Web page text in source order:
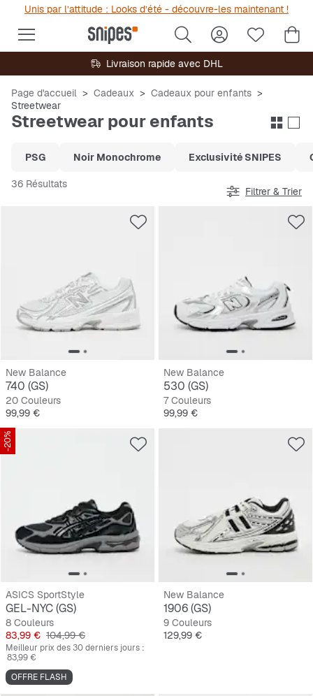
Unis par l’attitude : Looks d’été - découvre-les maintenant !
Livraison rapide avec DHL
Page d'accueil Cadeaux
Cadeaux pour enfants
Streetwear
Streetwear pour enfants
PSG Noir Monochrome Exclusivité SNIPES
36 Résultats
Filtrer & Trier
New Balance
740 (GS)
20 Couleurs
Prix
99,99 €
New Balance
530 (GS)
7 Couleurs
Prix
99,99 €
-20%
ASICS SportStyle
GEL-NYC (GS)
8 Couleurs
Prix
83,99 € Prix original
104,99 €
Meilleur prix des 30 derniers jours :
83,99 €
OFFRE FLASH
New Balance
1906 (GS)
9 Couleurs
Prix
129,99 €